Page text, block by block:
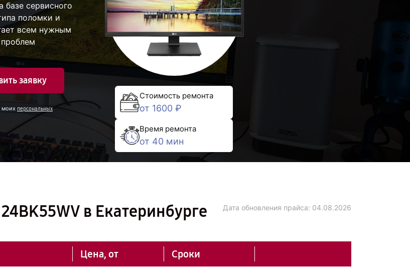
сервисного
поломки и
всем нужным
заявку
моих персональных
Стоимость ремонта
от 1600 ₽
Время ремонта
от 40 мин
в Екатеринбурге Дата обновления прайса: 04.08.2026
Цена, от Сроки